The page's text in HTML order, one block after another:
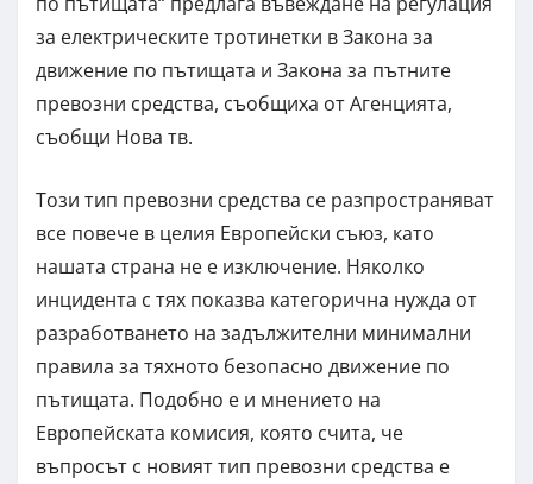
за електрическите тротинетки в Закона за
движение по пътищата и Закона за пътните
превозни средства, съобщиха от Агенцията,
съобщи Нова тв.
Този тип превозни средства се разпространяват
все повече в целия Европейски съюз, като
нашата страна не е изключение. Няколко
инцидента с тях показва категорична нужда от
разработването на задължителни минимални
правила за тяхното безопасно движение по
пътищата. Подобно е и мнението на
Европейската комисия, която счита, че
въпросът с новият тип превозни средства е